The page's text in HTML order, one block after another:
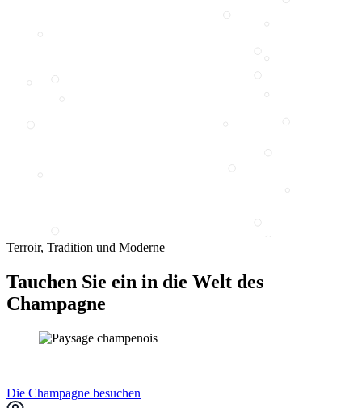
Terroir, Tradition und Moderne
Tauchen Sie ein in die Welt des
Champagne
Die Champagne besuchen